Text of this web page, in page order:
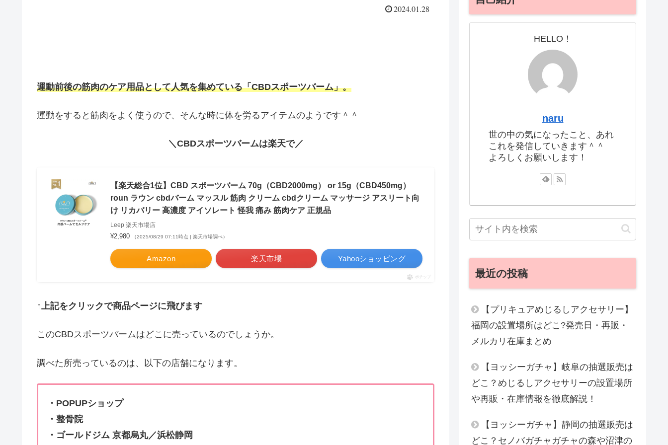
2024.01.28
運動前後の筋肉のケア用品として人気を集めている「CBDスポーツバーム」。
運動をすると筋肉をよく使うので、そんな時に体を労るアイテムのようです＾＾
＼CBDスポーツバームは楽天で／
【楽天総合1位】CBD スポーツバーム 70g（CBD2000mg） or 15g（CBD450mg）
roun ラウン cbdバーム マッスル 筋肉 クリーム cbdクリーム マッサージ アスリート向
け リカバリー 高濃度 アイソレート 怪我 痛み 筋肉ケア 正規品
Leep 楽天市場店
¥2,980 （2025/08/29 07:11時点 | 楽天市場調べ）
Amazon 楽天市場 Yahooショッピング
ポチップ
↑上記をクリックで商品ページに飛びます
このCBDスポーツバームはどこに売っているのでしょうか。
調べた所売っているのは、以下の店舗になります。
・POPUPショップ
・整骨院
・ゴールドジム 京都烏丸／浜松静岡
HELLO！
naru
世の中の気になったこと、あれ
これを発信していきます＾＾
よろしくお願いします！
最近の投稿
【プリキュアめじるしアクセサリー】
福岡の設置場所はどこ?発売日・再販・
メルカリ在庫まとめ
【ヨッシーガチャ】岐阜の抽選販売は
どこ？めじるしアクセサリーの設置場所
や再販・在庫情報を徹底解説！
【ヨッシーガチャ】静岡の抽選販売は
どこ？セノバガチャガチャの森や沼津の